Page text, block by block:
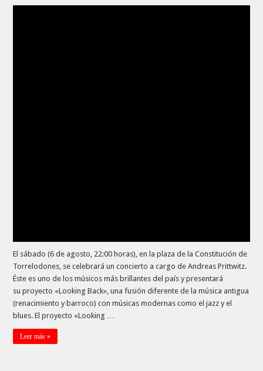
El sábado (6 de agosto, 22:00 horas), en la plaza de la Constitución de
Torrelodones, se celebrará un concierto a cargo de Andreas Prittwitz.
Éste es uno de los músicos más brillantes del país y presentará
su proyecto «Looking Back», una fusión diferente de la música antigua
(renacimiento y barroco) con músicas modernas como el jazz y el
blues. El proyecto «Looking …
Leer más »